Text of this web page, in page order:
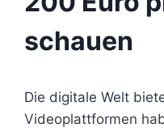
schauen
Die digitale Welt
Videoplattformen